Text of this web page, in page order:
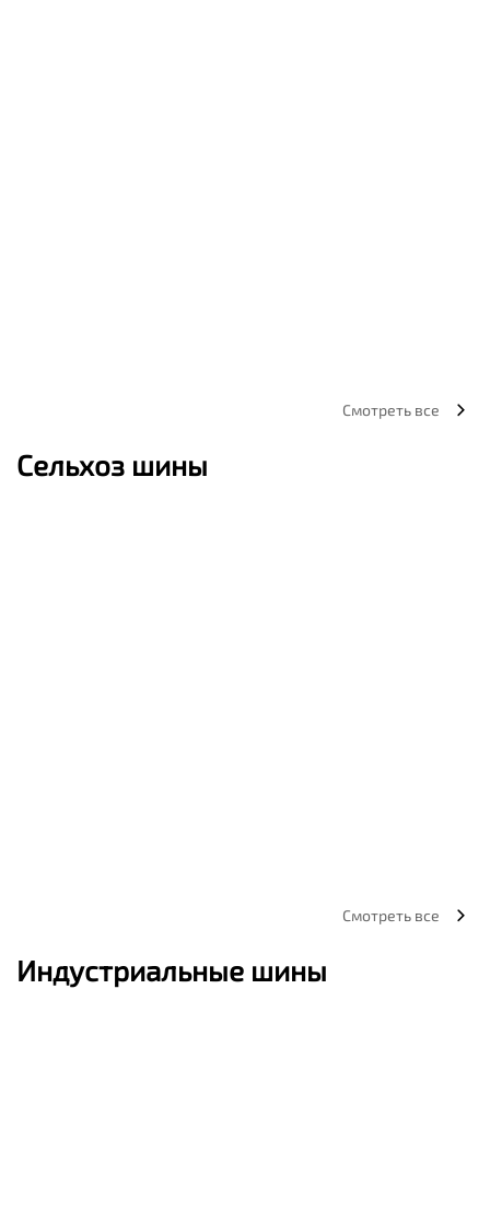
Смотреть все
Сельхоз шины
Смотреть все
Индустриальные шины